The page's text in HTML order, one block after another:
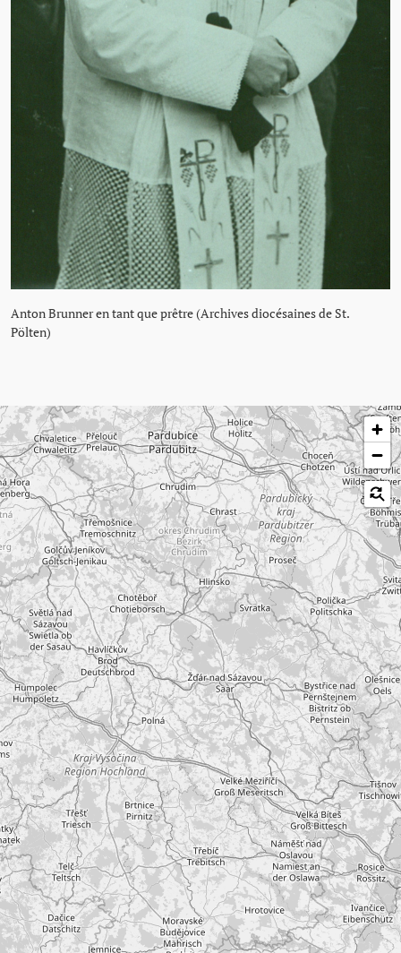
Anton Brunner en tant que prêtre (Archives diocésaines de St.
Pölten)
Passer la carte